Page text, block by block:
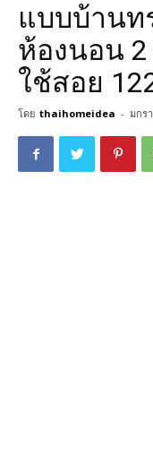
แบบบ้านท
ห้องนอน
ใช้สอย
โดย thaihomeidea - มกร